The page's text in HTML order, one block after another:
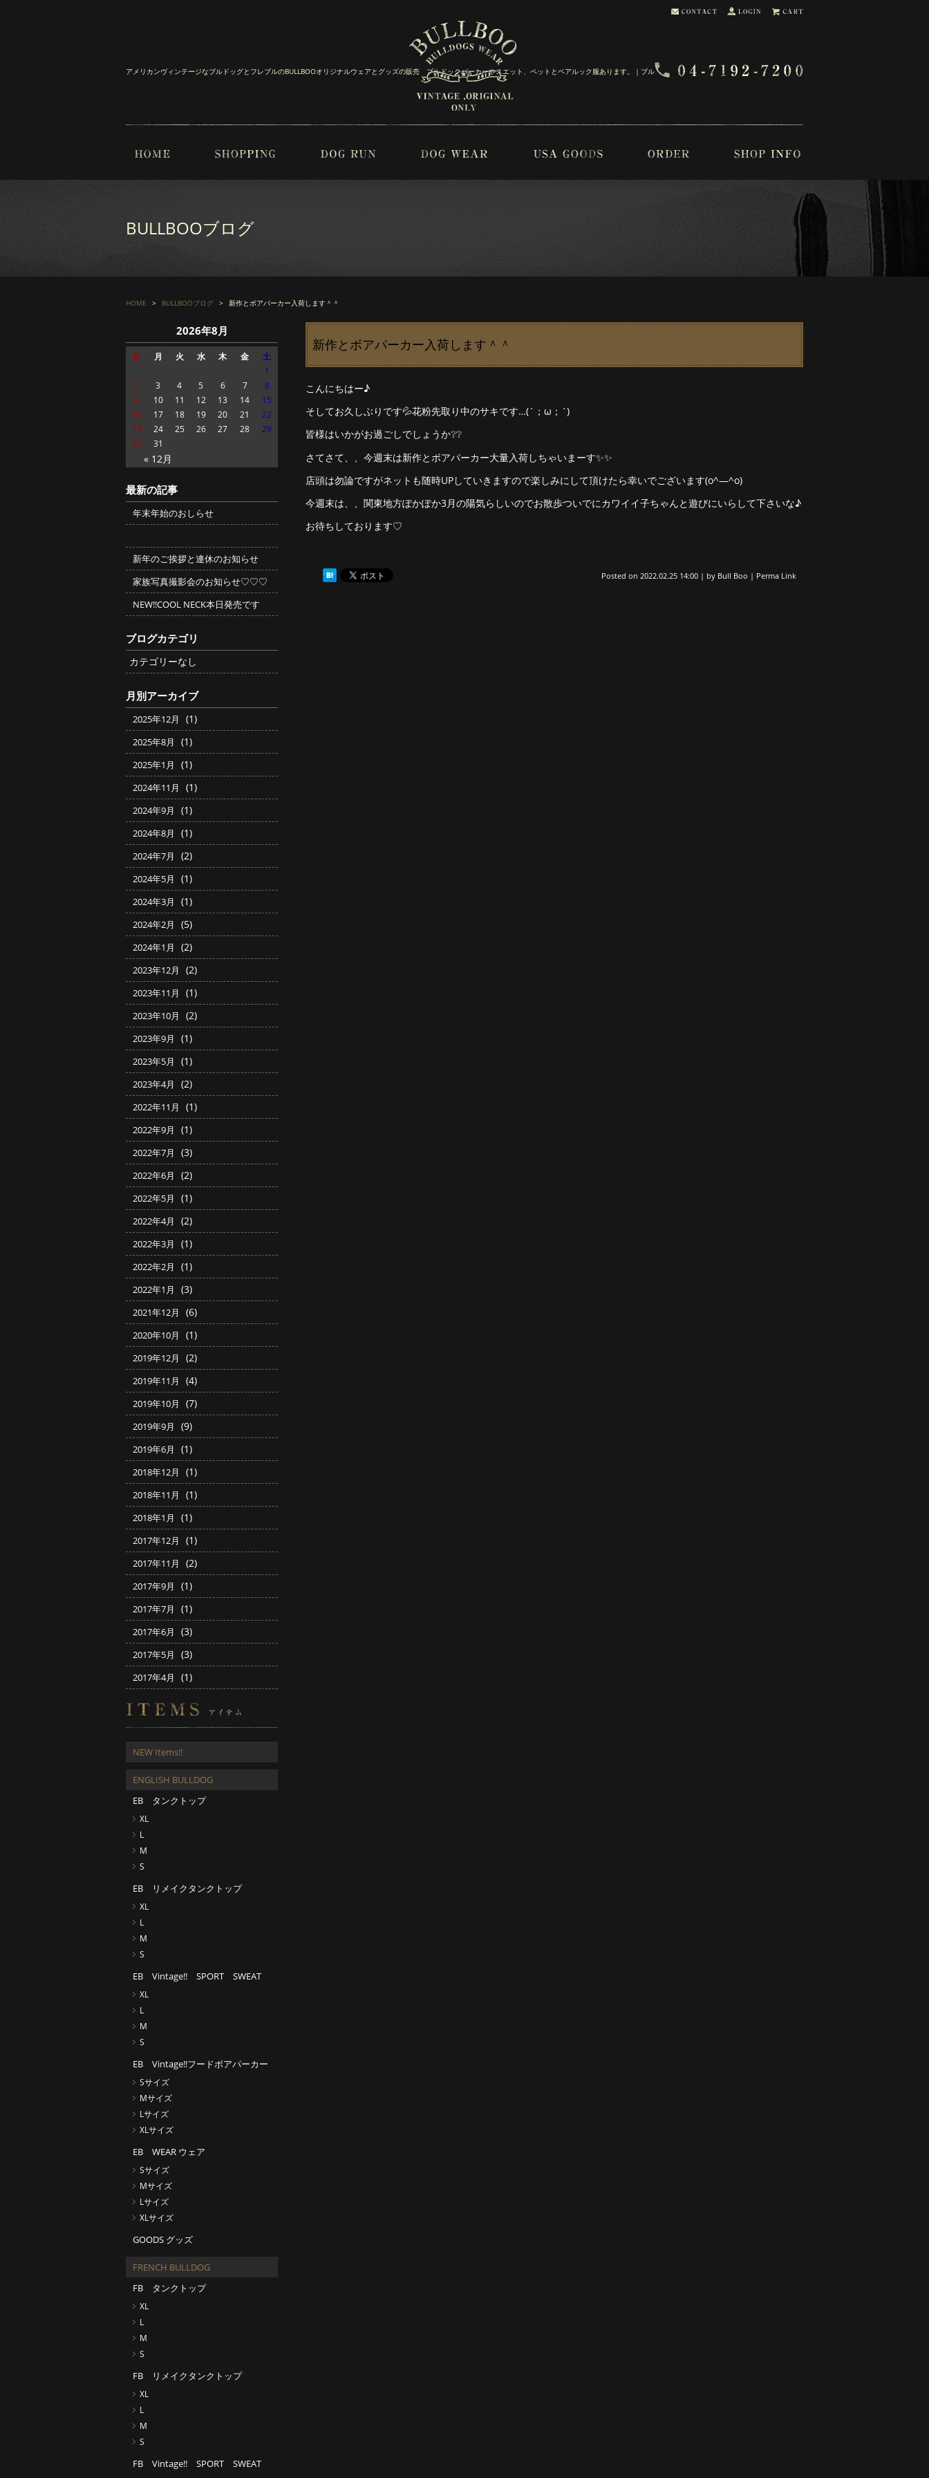
アメリカンヴィンテージなブルドッグとフレブルのBULLBOOオリジナルウェアとグッズの販売 ブルドックパーカーやスエット、ペットとペアルック服あります。｜ブル・ブー
BULLBOOブログ
HOME BULLBOOブログ 新作とボアパーカー入荷します＾＾
新作とボアパーカー入荷します＾＾
こんにちはー♪
そしてお久しぶりです💦花粉先取り中のサキです…(´；ω；`)
皆様はいかがお過ごしでしょうか❔❔
さてさて、、今週末は新作とボアパーカー大量入荷しちゃいまーす✨✨
店頭は勿論ですがネットも随時UPしていきますので楽しみにして頂けたら幸いでございます(o^―^o)
今週末は、、関東地方ぽかぽか3月の陽気らしいのでお散歩ついでにカワイイ子ちゃんと遊びにいらして下さいな♪
お待ちしております♡
Posted on 2022.02.25 14:00 | by Bull Boo | Perma Link
2026年8月
日 月 火 水 木 金 土
« 12月
1
2
3 4 5 6 7
8
9
10 11 12 13 14
15
16
17 18 19 20 21
22
23
24 25 26 27 28
29
30
31
最新の記事
年末年始のおしらせ
新年のご挨拶と連休のお知らせ
家族写真撮影会のお知らせ♡♡♡
NEW!!COOL NECK本日発売です
ブログカテゴリ
カテゴリーなし
月別アーカイブ
2025年12月 (1)
2025年8月 (1)
2025年1月 (1)
2024年11月 (1)
2024年9月 (1)
2024年8月 (1)
2024年7月 (2)
2024年5月 (1)
2024年3月 (1)
2024年2月 (5)
2024年1月 (2)
2023年12月 (2)
2023年11月 (1)
2023年10月 (2)
2023年9月 (1)
2023年5月 (1)
2023年4月 (2)
2022年11月 (1)
2022年9月 (1)
2022年7月 (3)
2022年6月 (2)
2022年5月 (1)
2022年4月 (2)
2022年3月 (1)
2022年2月 (1)
2022年1月 (3)
2021年12月 (6)
2020年10月 (1)
2019年12月 (2)
2019年11月 (4)
2019年10月 (7)
2019年9月 (9)
2019年6月 (1)
2018年12月 (1)
2018年11月 (1)
2018年1月 (1)
2017年12月 (1)
2017年11月 (2)
2017年9月 (1)
2017年7月 (1)
2017年6月 (3)
2017年5月 (3)
2017年4月 (1)
NEW Items!!
ENGLISH BULLDOG
EB タンクトップ
XL
L
M
S
EB リメイクタンクトップ
XL
L
M
S
EB Vintage!! SPORT SWEAT
XL
L
M
S
EB Vintage!!フードボアパーカー
Sサイズ
Mサイズ
Lサイズ
XLサイズ
EB WEAR ウェア
Sサイズ
Mサイズ
Lサイズ
XLサイズ
GOODS グッズ
FRENCH BULLDOG
FB タンクトップ
XL
L
M
S
FB リメイクタンクトップ
XL
L
M
S
FB Vintage!! SPORT SWEAT